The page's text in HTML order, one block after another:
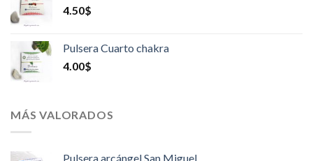
4.50$
Pulsera Cuarto chakra
4.00$
MÁS VALORADOS
Pulsera arcángel San Miguel